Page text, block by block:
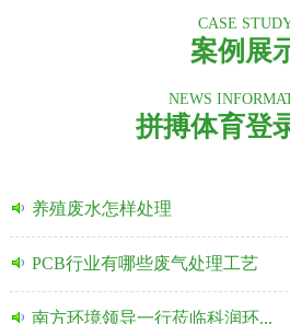
CASE
案例展
NEWS
拼搏体育登
养殖废水怎样处理
PCB行业有哪些废气处理工艺
南方环境领导一行莅临科润环...